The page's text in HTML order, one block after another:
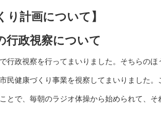
り計画について】
行政視察について
行政視察を行ってまいりました。そちらの
民健康づくり事業を視察してまいりました
とで、毎朝のラジオ体操から始められて、